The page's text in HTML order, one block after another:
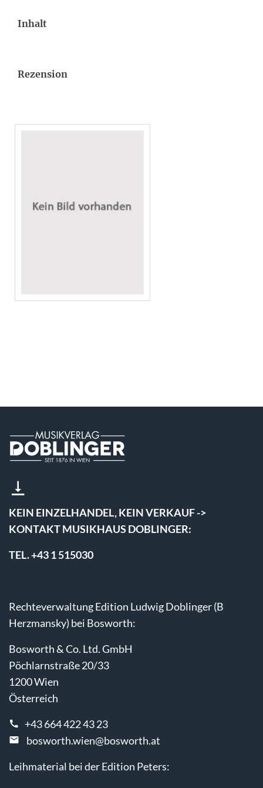
Inhalt
Rezension
KEIN EINZELHANDEL, KEIN VERKAUF ->
KONTAKT MUSIKHAUS DOBLINGER:
TEL. +43 1 515030
Rechteverwaltung Edition Ludwig Doblinger (B
Herzmansky) bei Bosworth:
Bosworth & Co. Ltd. GmbH
Pöchlarnstraße 20/33
1200 Wien
Österreich
+43 664 422 43 23
bosworth.wien@bosworth.at
Leihmaterial bei der Edition Peters: